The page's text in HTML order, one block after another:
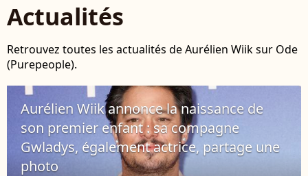
Actualités
Retrouvez toutes les actualités de Aurélien Wiik sur Ode
(Purepeople).
Aurélien Wiik annonce la naissance de
son premier enfant : sa compagne
Gwladys, également actrice, partage une
photo